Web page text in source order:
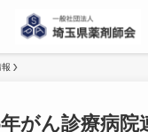
がん診療病